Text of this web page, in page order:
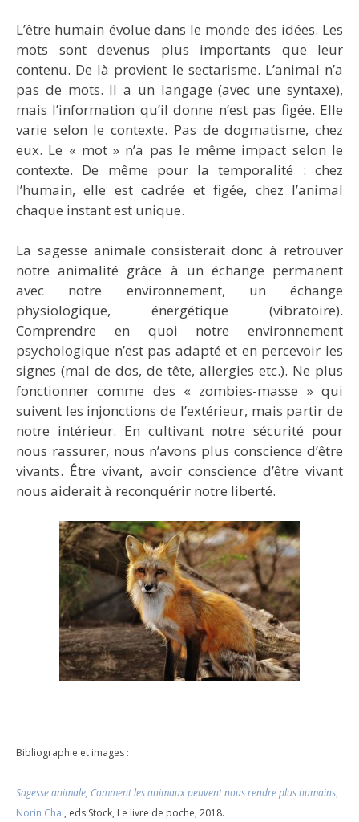
L’être humain évolue dans le monde des idées. Les
mots sont devenus plus importants que leur
contenu. De là provient le sectarisme. L’animal n’a
pas de mots. Il a un langage (avec une syntaxe),
mais l’information qu’il donne n’est pas figée. Elle
varie selon le contexte. Pas de dogmatisme, chez
eux. Le « mot » n’a pas le même impact selon le
contexte. De même pour la temporalité : chez
l’humain, elle est cadrée et figée, chez l’animal
chaque instant est unique.
La sagesse animale consisterait donc à retrouver
notre animalité grâce à un échange permanent
avec notre environnement, un échange
physiologique, énergétique (vibratoire).
Comprendre en quoi notre environnement
psychologique n’est pas adapté et en percevoir les
signes (mal de dos, de tête, allergies etc.). Ne plus
fonctionner comme des « zombies-masse » qui
suivent les injonctions de l’extérieur, mais partir de
notre intérieur. En cultivant notre sécurité pour
nous rassurer, nous n’avons plus conscience d’être
vivants. Être vivant, avoir conscience d’être vivant
nous aiderait à reconquérir notre liberté.
Bibliographie et images :
Sagesse animale, Comment les animaux peuvent nous rendre plus humains,
Norin Chai, eds Stock, Le livre de poche, 2018.